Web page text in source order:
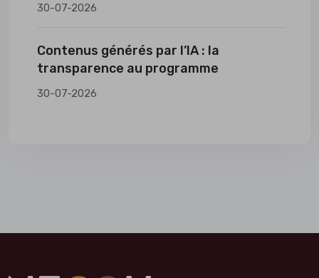
30-07-2026
Contenus générés par l’IA : la
transparence au programme
30-07-2026